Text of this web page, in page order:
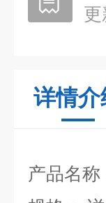
更
详情介
产品名称